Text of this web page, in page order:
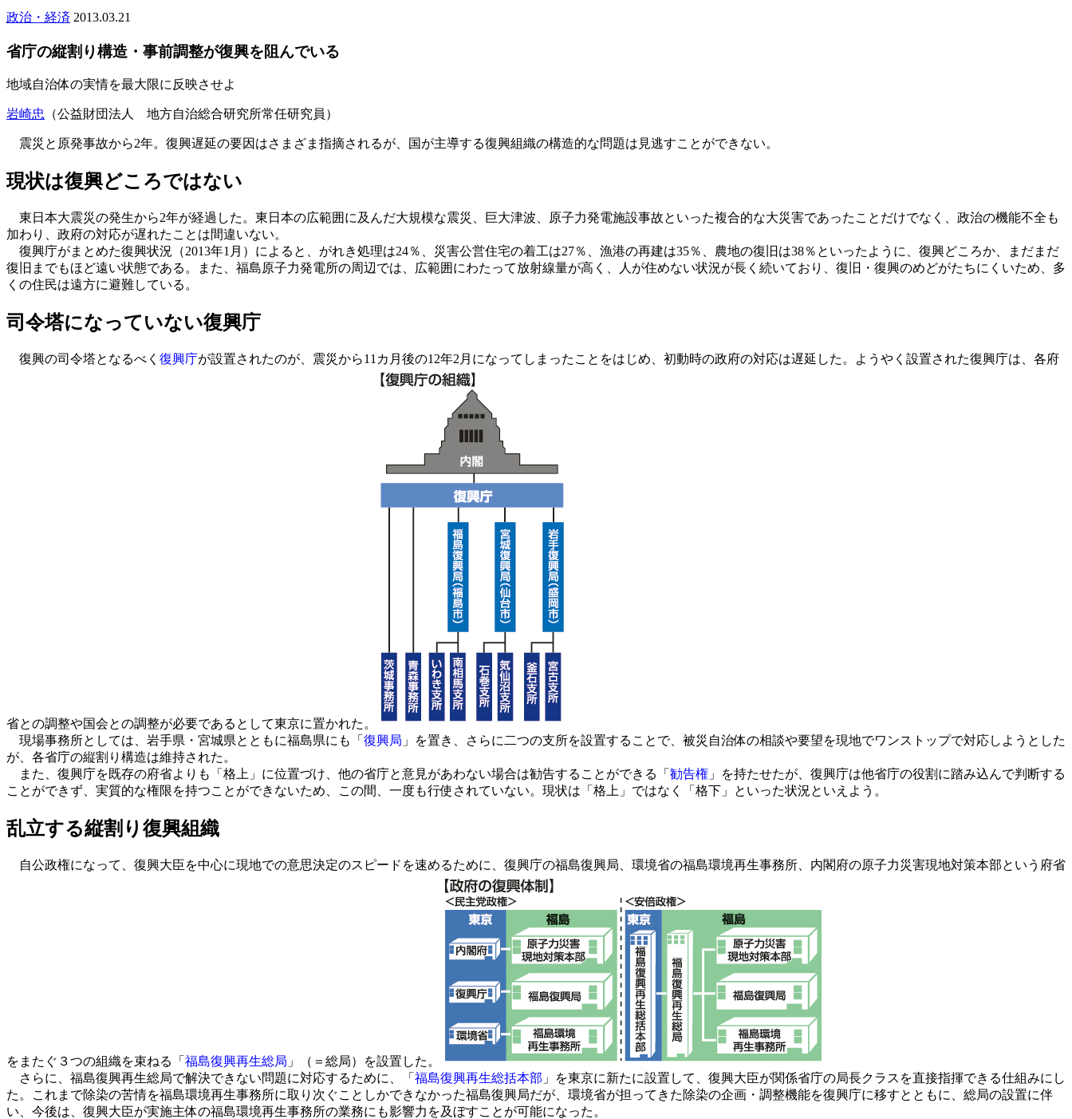
政治・経済 2013.03.21
省庁の縦割り構造・事前調整が復興を阻んでいる
地域自治体の実情を最大限に反映させよ
岩崎忠 （公益財団法人 地方自治総合研究所常任研究員）
震災と原発事故から2年。復興遅延の要因はさまざま指摘されるが、国が主導する復興組織の構造的な問題は見逃すことができない。
現状は復興どころではない
東日本大震災の発生から2年が経過した。東日本の広範囲に及んだ大規模な震災、巨大津波、原子力発電施設事故といった複合的な大災害であったことだけでなく、政治の機能不全も
加わり、政府の対応が遅れたことは間違いない。
復興庁がまとめた復興状況（2013年1月）によると、がれき処理は24％、災害公営住宅の着工は27％、漁港の再建は35％、農地の復旧は38％といったように、復興どころか、まだまだ
復旧までもほど遠い状態である。また、福島原子力発電所の周辺では、広範囲にわたって放射線量が高く、人が住めない状況が長く続いており、復旧・復興のめどがたちにくいため、多
くの住民は遠方に避難している。
司令塔になっていない復興庁
復興の司令塔となるべく 復興庁が設置されたのが、震災から11カ月後の12年2月になってしまったことをはじめ、初動時の政府の対応は遅延した。ようやく設置された復興庁は、各府
省との調整や国会との調整が必要であるとして東京に置かれた。
現場事務所としては、岩手県・宮城県とともに福島県にも「 復興局 」を置き、さらに二つの支所を設置することで、被災自治体の相談や要望を現地でワンストップで対応しようとした
が、各省庁の縦割り構造は維持された。
また、復興庁を既存の府省よりも「格上」に位置づけ、他の省庁と意見があわない場合は勧告することができる「 勧告権 」を持たせたが、復興庁は他省庁の役割に踏み込んで判断する
ことができず、実質的な権限を持つことができないため、この間、一度も行使されていない。現状は「格上」ではなく「格下」といった状況といえよう。
乱立する縦割り復興組織
自公政権になって、復興大臣を中心に現地での意思決定のスピードを速めるために、復興庁の福島復興局、環境省の福島環境再生事務所、内閣府の原子力災害現地対策本部という府省
をまたぐ３つの組織を束ねる「 福島復興再生総局 」（＝総局）を設置した。
さらに、福島復興再生総局で解決できない問題に対応するために、「 福島復興再生総括本部 」を東京に新たに設置して、復興大臣が関係省庁の局長クラスを直接指揮できる仕組みにし
た。これまで除染の苦情を福島環境再生事務所に取り次ぐことしかできなかった福島復興局だが、環境省が担ってきた除染の企画・調整機能を復興庁に移すとともに、総局の設置に伴
い、今後は、復興大臣が実施主体の福島環境再生事務所の業務にも影響力を及ぼすことが可能になった。